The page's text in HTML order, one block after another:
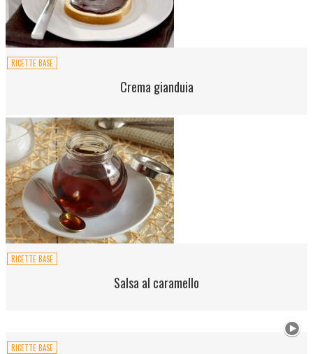
RICETTE BASE
Crema gianduia
RICETTE BASE
Salsa al caramello
RICETTE BASE